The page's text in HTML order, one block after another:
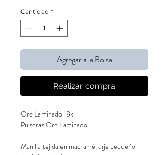
Cantidad *
Agregar a la Bolsa
Realizar compra
Oro Laminado 18k.
Pulseras Oro Laminado.
Manilla tejida en macramé, dije pequeño